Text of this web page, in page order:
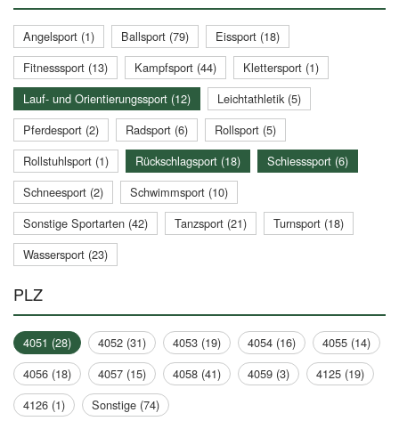
Angelsport (1) Ballsport (79)
Eissport (18)
Fitnesssport (13)
Kampfsport (44)
Klettersport (1)
Lauf- und Orientierungssport (12)
Leichtathletik (5)
Pferdesport (2)
Radsport (6)
Rollsport (5)
Rollstuhlsport (1)
Rückschlagsport (18)
Schiesssport (6)
Schneesport (2)
Schwimmsport (10)
Sonstige Sportarten (42)
Tanzsport (21)
Turnsport (18)
Wassersport (23)
PLZ
4051 (28) 4052 (31) 4053 (19) 4054 (16)
4055 (14)
4056 (18)
4057 (15) 4058 (41) 4059 (3)
4125 (19)
4126 (1)
Sonstige (74)